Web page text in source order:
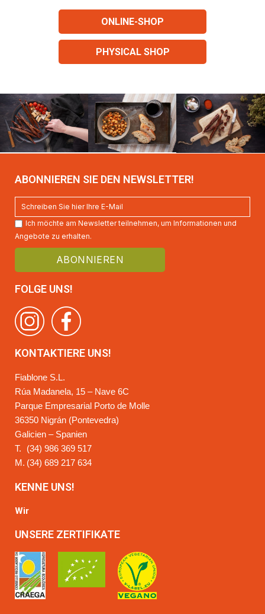
ONLINE-SHOP
PHYSICAL SHOP
ABONNIEREN SIE DEN NEWSLETTER!
Ich möchte am Newsletter teilnehmen, um Informationen und
Angebote zu erhalten.
FOLGE UNS!
KONTAKTIERE UNS!
Fiablone S.L.
Rúa Madanela, 15 – Nave 6C
Parque Empresarial Porto de Molle
36350 Nigrán (Pontevedra)
Galicien – Spanien
T.
(34) 986 369 517
M. (34) 689 217 634
KENNE UNS!
Wir
UNSERE ZERTIFIKATE